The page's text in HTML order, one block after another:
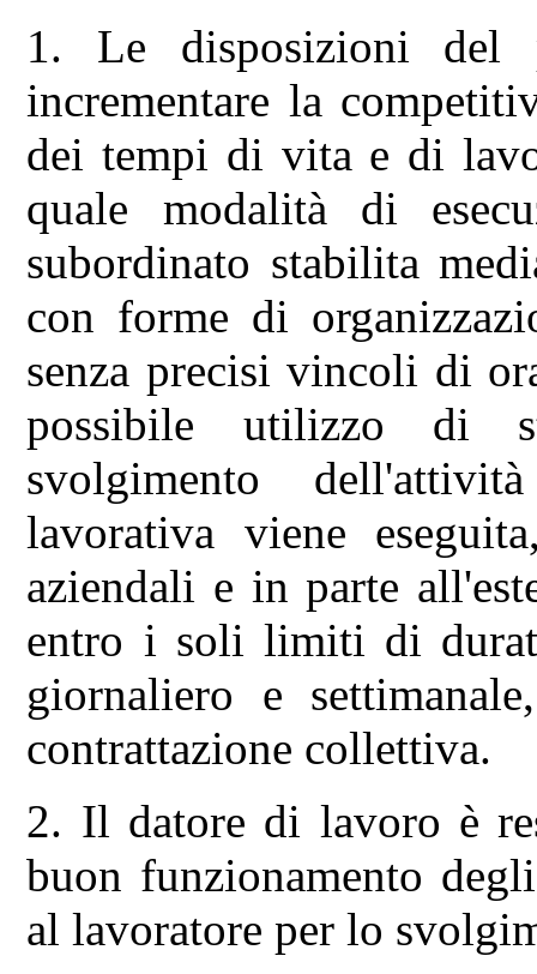
1. Le disposizioni del
incrementare la
dei tempi di vita e di
quale modalità di
subordinato stabilita
con forme di
senza precisi vincoli di
possibile utilizzo di
svolgimento
lavorativa viene
aziendali e in parte
entro i soli limiti di
giornaliero e
contrattazione collettiva.
2. Il datore di lavoro è
buon funzionamento
al lavoratore per lo